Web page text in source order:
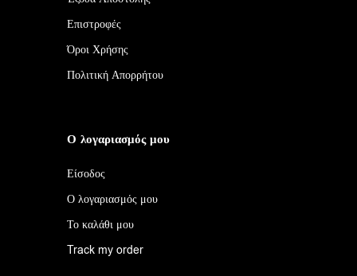
Επιστροφές
Όροι Χρήσης
Πολιτική Απορρήτου
Ο λογαριασμός μου
Είσοδος
Ο λογαριασμός μου
Το καλάθι μου
Track my order